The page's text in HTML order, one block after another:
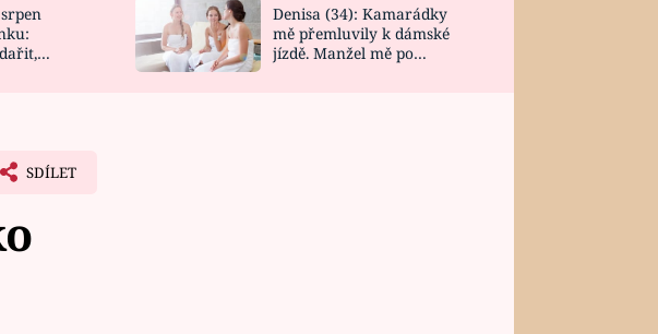
DESIGN
Denisa (34): Kamarádky
mě přemluvily k dámské
jízdě. Manžel mě po
SDÍLET